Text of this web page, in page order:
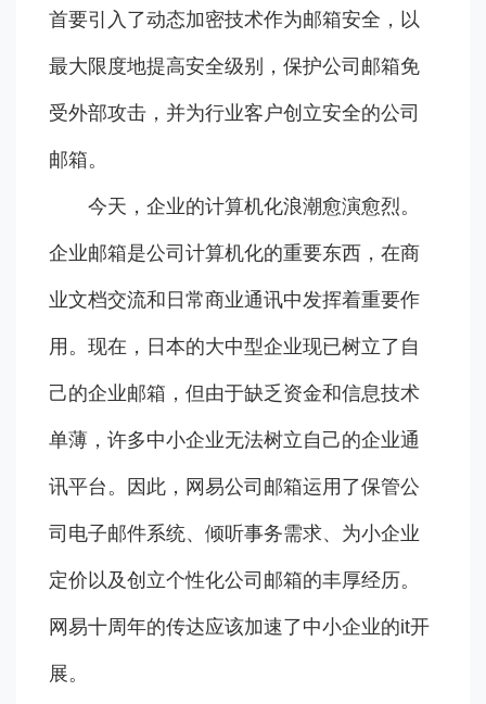
首要引入了动态加密技术作为邮箱安全，以
最大限度地提高安全级别，保护公司邮箱免
受外部攻击，并为行业客户创立安全的公司
邮箱。
今天，企业的计算机化浪潮愈演愈烈。
企业邮箱是公司计算机化的重要东西，在商
业文档交流和日常商业通讯中发挥着重要作
用。现在，日本的大中型企业现已树立了自
己的企业邮箱，但由于缺乏资金和信息技术
单薄，许多中小企业无法树立自己的企业通
讯平台。因此，网易公司邮箱运用了保管公
司电子邮件系统、倾听事务需求、为小企业
定价以及创立个性化公司邮箱的丰厚经历。
网易十周年的传达应该加速了中小企业的it开
展。